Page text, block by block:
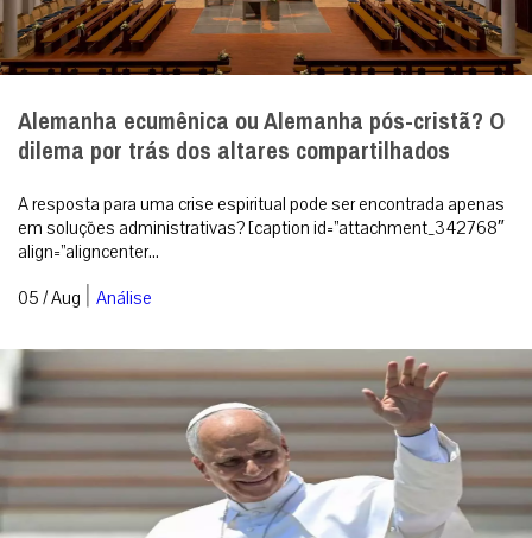
Alemanha ecumênica ou Alemanha pós-cristã? O
dilema por trás dos altares compartilhados
A resposta para uma crise espiritual pode ser encontrada apenas
em soluções administrativas? [caption id=”attachment_342768″
align=”aligncenter...
05 / Aug | Análise